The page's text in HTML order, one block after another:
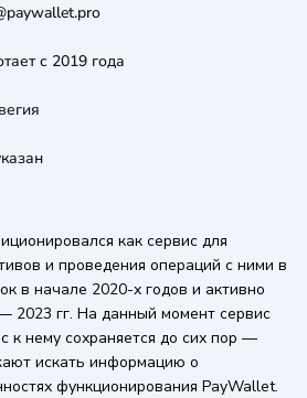
с 2019 года
как сервис для
и проведения операций с ними в
в начале 2020-х годов и активно
2023 гг. На данный момент сервис
к нему сохраняется до сих пор —
искать информацию о
функционирования PayWallet.